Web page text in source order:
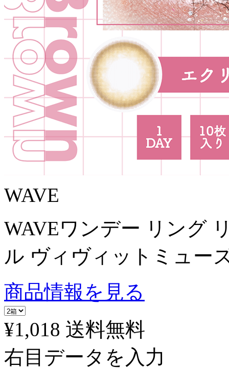
WAVE
WAVEワンデー リング
ル ヴィヴィットミュー
商品情報を見る
¥1,018 送料無料
右目データを入力